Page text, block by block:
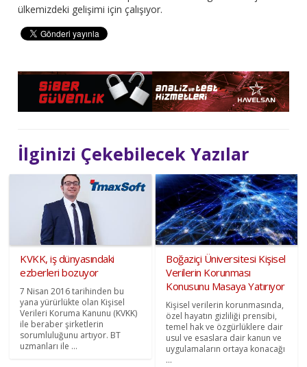
ülkemizdeki gelişimi için çalışıyor.
İlginizi Çekebilecek Yazılar
KVKK, iş dünyasındaki
ezberleri bozuyor
7 Nisan 2016 tarihinden bu
yana yürürlükte olan Kişisel
Verileri Koruma Kanunu (KVKK)
ile beraber şirketlerin
sorumluluğunu artıyor. BT
uzmanları ile ...
Boğaziçi Üniversitesi Kişisel
Verilerin Korunması
Konusunu Masaya Yatırıyor
Kişisel verilerin korunmasında,
özel hayatın gizliliği prensibi,
temel hak ve özgürlüklere dair
usul ve esaslara dair kanun ve
uygulamaların ortaya konacağı
...